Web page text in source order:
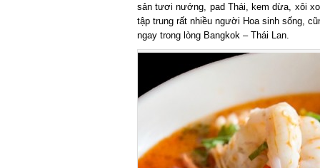
sản tươi nướng, pad Thái, kem dừa, xôi
tập trung rất nhiều người Hoa sinh sống,
ngay trong lòng Bangkok – Thái Lan.